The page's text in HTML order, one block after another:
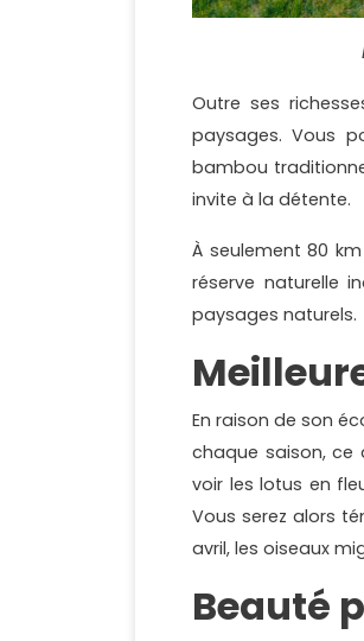
Outre ses
paysages. Vous
bambou
invite à la détente.
À seulement 80
réserve naturelle
paysages naturels.
En raison de son
chaque saison, ce
voir les lotus en
Vous serez alors
avril, les oiseaux
Beauté